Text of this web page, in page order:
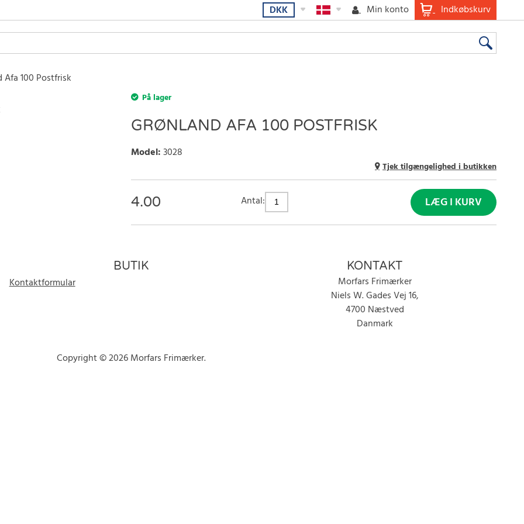
Indkøbskurv
Min konto
DKK
Afa 100 Postfrisk
På lager
GRØNLAND AFA 100 POSTFRISK
Model:3028
Tjek tilgængelighed i butikken
4.00 Antal: LÆG I KURV
BUTIK
Kontaktformular
KONTAKT
Morfars Frimærker
Niels W. Gades Vej 16,
4700 Næstved
Danmark
Copyright © 2026 Morfars Frimærker.